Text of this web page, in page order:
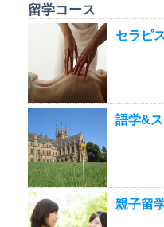
留学コース
セラピ
語学&
親子留